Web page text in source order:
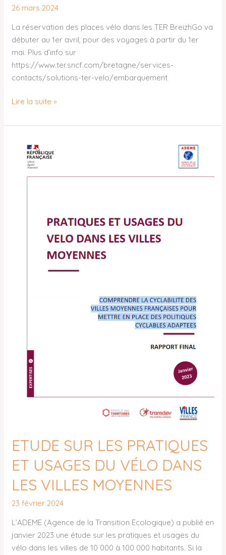
26 mars 2024
La réservation des places vélo dans les TER BreizhGo va
débuter au 1er avril, pour des voyages à partir du 1er
mai. Plus d’info sur
https://www.ter.sncf.com/bretagne/services-
contacts/solutions-ter-velo/embarquement
Lire la suite »
ETUDE SUR LES PRATIQUES
ET USAGES DU VÉLO DANS
LES VILLES MOYENNES
23 février 2024
L’ADEME (Agence de la Transition Ecologique) a publié en
janvier 2023 une étude sur les pratiques et usages du
vélo dans les villes de 10 000 à 100 000 habitants. Si la
ETUDE